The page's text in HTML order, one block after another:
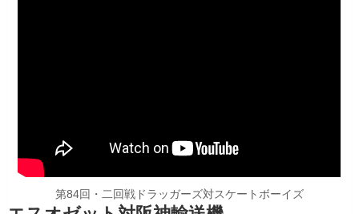
第84回・二回戦ドラッガーズ対スケートボーイズ